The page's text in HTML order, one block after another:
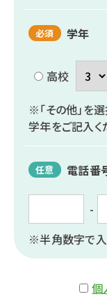
必須 学年
高校
※「その他」を
学年をご記入く
任意 電話番
-
※半角数字で入
個